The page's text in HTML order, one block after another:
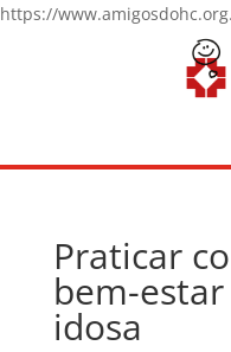
https://
Praticar
bem-
idosa